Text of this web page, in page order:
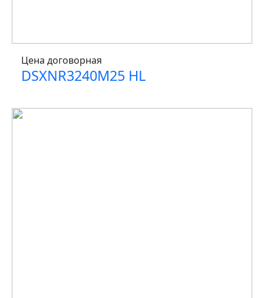
Цена договорная
DSXNR3240M25 HL